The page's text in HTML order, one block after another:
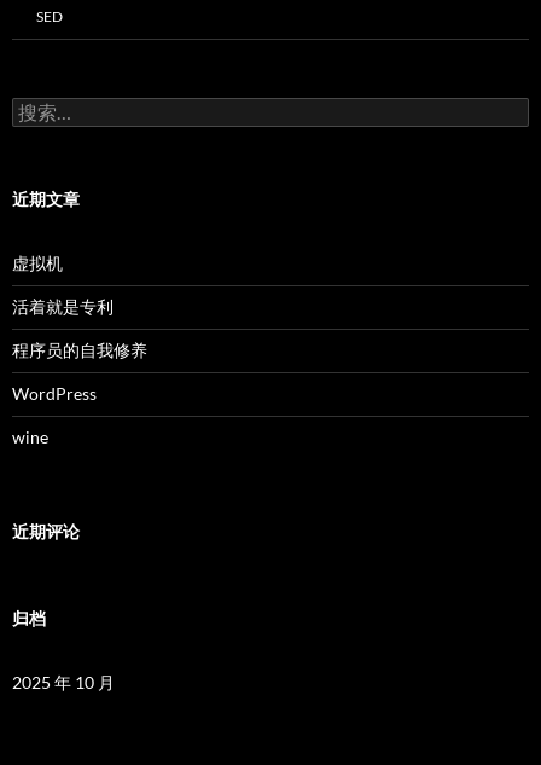
SED
搜
索：
近期文章
虚拟机
活着就是专利
程序员的自我修养
WordPress
wine
近期评论
归档
2025 年 10 月